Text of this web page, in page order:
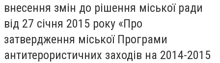
внесення змін до рішення міської ради
від 27 січня 2015 року «Про
затвердження міської Програми
антитерористичних заходів на 2014-2015